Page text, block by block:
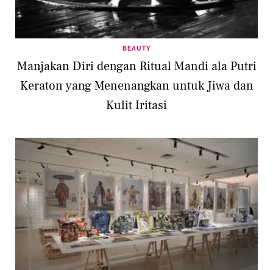
BEAUTY
Manjakan Diri dengan Ritual Mandi ala Putri
Keraton yang Menenangkan untuk Jiwa dan
Kulit Iritasi